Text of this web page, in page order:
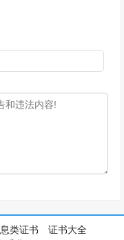
类证书
证书大全